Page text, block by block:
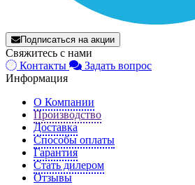
Подписаться на акции
Свяжитесь с нами
Контакты
Задать вопрос
Информация
О Компании
Производство
Доставка
Способы оплаты
Гарантия
Стать дилером
Отзывы